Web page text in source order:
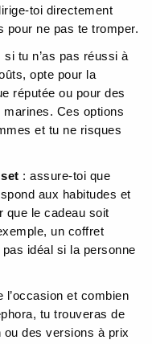
toi directement
pour ne pas te tromper.
si tu n’as pas réussi à
opte pour la
réputée ou pour des
Ces options
et tu ne risques
: assure-toi que
aux habitudes et
que le cadeau soit
un coffret
idéal si la personne
l’occasion et combien
tu trouveras de
des versions à prix